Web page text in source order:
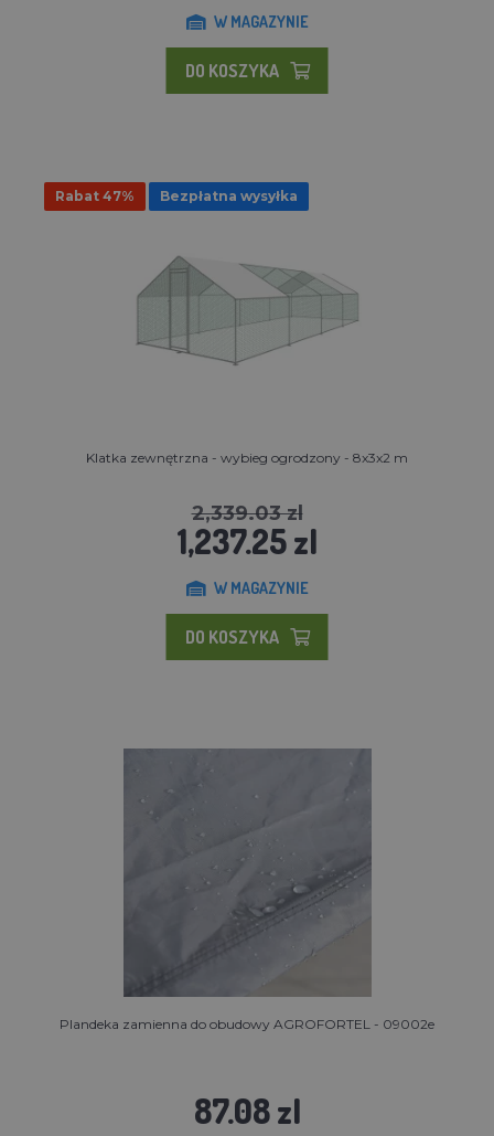
W MAGAZYNIE
DO KOSZYKA
Rabat 47% Bezpłatna wysyłka
Klatka zewnętrzna - wybieg ogrodzony - 8x3x2 m
2,339.03 zl
1,237.25 zl
W MAGAZYNIE
DO KOSZYKA
Plandeka zamienna do obudowy AGROFORTEL - 09002e
87.08 zl